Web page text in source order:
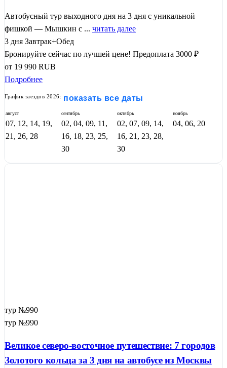
Автобусный тур выходного дня на 3 дня с уникальной
фишкой — Мышкин с ... читать далее
3 дня Завтрак+Обед
Бронируйте сейчас по лучшей цене! Предоплата 3000 ₽
от 19 990 RUB
Подробнее
График заездов 2026: показать все даты
август
07, 12, 14, 19,
21, 26, 28
сентябрь
02, 04, 09, 11,
16, 18, 23, 25,
30
октябрь
02, 07, 09, 14,
16, 21, 23, 28,
30
ноябрь
04, 06, 20
тур №990
тур №990
Великое северо-восточное путешествие: 7 городов
Золотого кольца за 3 дня на автобусе из Москвы